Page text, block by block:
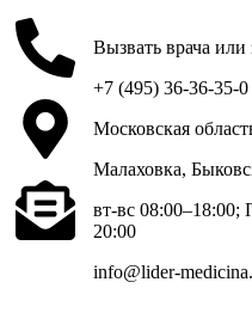
Вызвать врача или
+7 (495) 36-36-35-0
Московская
Малаховка,
вт-вс 08:00–18:00;
20:00
info@lider-